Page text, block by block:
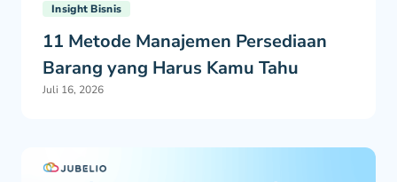
Insight Bisnis
11 Metode Manajemen Persediaan
Barang yang Harus Kamu Tahu
Juli 16, 2026